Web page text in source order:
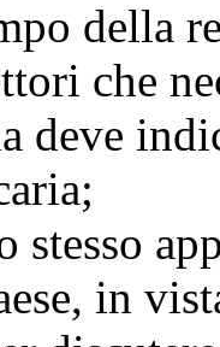
della
che
deve
in